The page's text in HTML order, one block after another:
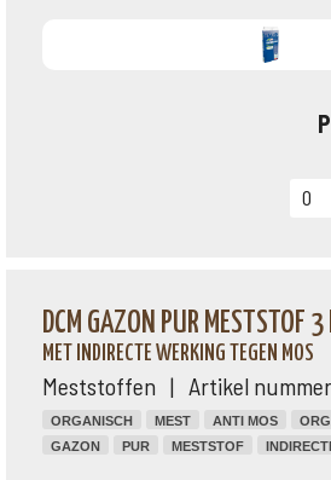
DCM GAZON PUR MESTSTOF 3
MET INDIRECTE WERKING TEGEN MOS
Meststoffen | Artikel nummer
ORGANISCH MEST ANTI MOS
GAZON
PUR MESTSTOF